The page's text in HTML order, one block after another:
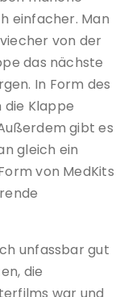
einfacher. Man
von der
das nächste
In Form des
Klappe
gibt es
gleich ein
von MedKits
unfassbar gut
die
war und